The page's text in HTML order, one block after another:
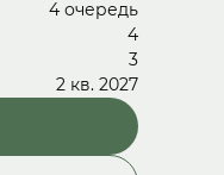
4 очередь
4
3
2 кв. 2027